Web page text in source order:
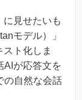
見せたいも
モデル）」
ト化しま
AIが応答文を
の自然な会話